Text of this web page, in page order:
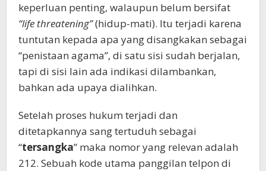
keperluan penting, walaupun belum bersifat
“life threatening”(hidup-mati). Itu terjadi karena
tuntutan kepada apa yang disangkakan sebagai
“penistaan agama”, di satu sisi sudah berjalan,
tapi di sisi lain ada indikasi dilambankan,
bahkan ada upaya dialihkan.
Setelah proses hukum terjadi dan
ditetapkannya sang tertuduh sebagai
“tersangka” maka nomor yang relevan adalah
212. Sebuah kode utama panggilan telpon di